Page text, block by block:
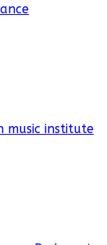
music institute